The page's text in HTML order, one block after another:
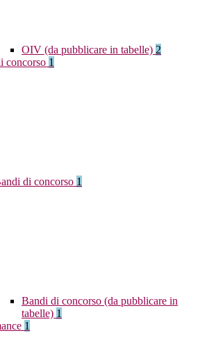
OIV (da pubblicare in tabelle) 2
concorso 1
di concorso 1
Bandi di concorso (da pubblicare in
tabelle) 1
1